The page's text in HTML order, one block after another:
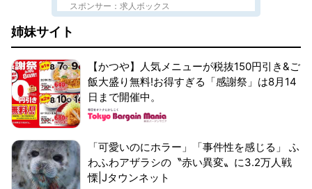
スポンサー：求人ボックス
姉妹サイト
【かつや】人気メニューが税抜150円引き&ご
飯大盛り無料!お得すぎる「感謝祭」は8月14
日まで開催中。
「可愛いのにホラー」「事件性を感じる」 ふ
わふわアザラシの〝赤い異変〟に3.2万人戦
慄|Jタウンネット